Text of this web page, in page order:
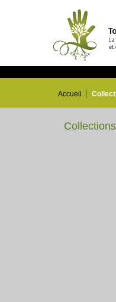
Accueil